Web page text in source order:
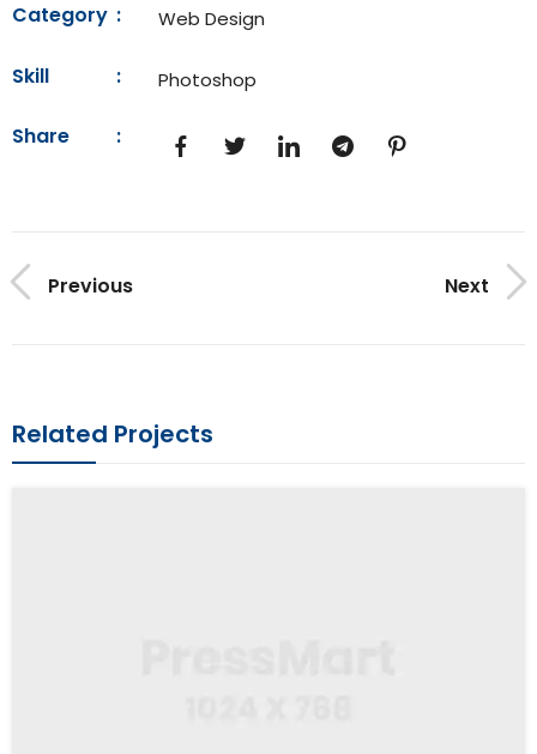
Category : Web Design
Skill : Photoshop
Share :
Previous Next
Related Projects